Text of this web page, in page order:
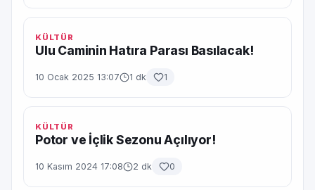
KÜLTÜR
Ulu Caminin Hatıra Parası Basılacak!
10 Ocak 2025 13:07 1 dk 1
KÜLTÜR
Potor ve İçlik Sezonu Açılıyor!
10 Kasım 2024 17:08 2 dk 0